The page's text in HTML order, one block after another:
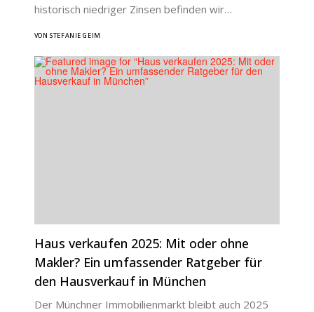
historisch niedriger Zinsen befinden wir…
VON STEFANIE GEIM
Haus verkaufen 2025: Mit oder ohne
Makler? Ein umfassender Ratgeber für
den Hausverkauf in München
Der Münchner Immobilienmarkt bleibt auch 2025